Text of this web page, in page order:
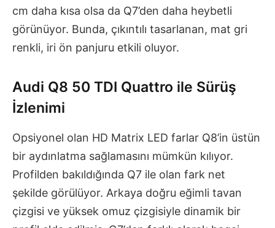
cm daha kısa olsa da Q7’den daha heybetli
görünüyor. Bunda, çıkıntılı tasarlanan, mat gri
renkli, iri ön panjuru etkili oluyor.
Audi Q8 50 TDI Quattro ile Sürüş
İzlenimi
Opsiyonel olan HD Matrix LED farlar Q8’in üstün
bir aydınlatma sağlamasını mümkün kılıyor.
Profilden bakıldığında Q7 ile olan fark net
şekilde görülüyor. Arkaya doğru eğimli tavan
çizgisi ve yüksek omuz çizgisiyle dinamik bir